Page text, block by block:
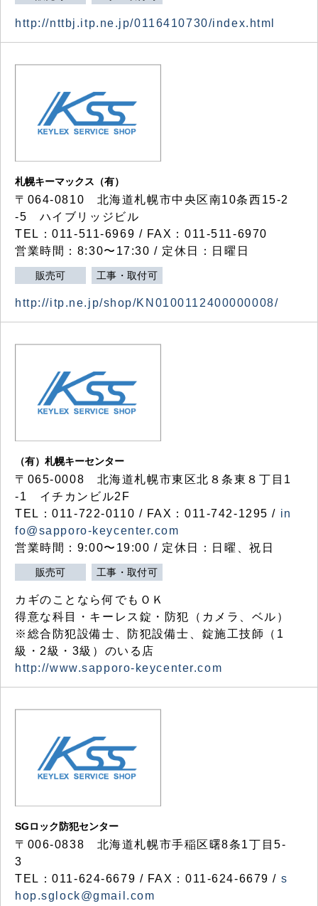
http://nttbj.itp.ne.jp/0116410730/index.html
札幌キーマックス（有）
〒064-0810 北海道札幌市中央区南10条西15-2
-5 ハイブリッジビル
TEL：011-511-6969 / FAX：011-511-6970
営業時間：8:30〜17:30 / 定休日：日曜日
販売可 工事・取付可
http://itp.ne.jp/shop/KN0100112400000008/
（有）札幌キーセンター
〒065-0008 北海道札幌市東区北８条東８丁目1
-1 イチカンビル2F
TEL：011-722-0110 / FAX：011-742-1295 / in
fo@sapporo-keycenter.com
営業時間：9:00〜19:00 / 定休日：日曜、祝日
販売可 工事・取付可
カギのことなら何でもＯＫ
得意な科目・キーレス錠・防犯（カメラ、ベル）
※総合防犯設備士、防犯設備士、錠施工技師（1
級・2級・3級）のいる店
http://www.sapporo-keycenter.com
SGロック防犯センター
〒006-0838 北海道札幌市手稲区曙8条1丁目5-
3
TEL：011-624-6679 / FAX：011-624-6679 / s
hop.sglock@gmail.com